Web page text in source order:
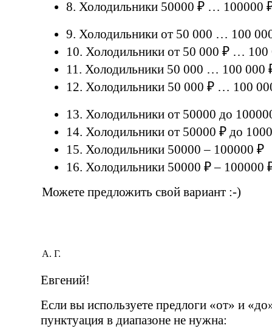
8. Холодильники 50000 ₽ … 100000
9. Холодильники от 50 000 … 100
10. Холодильники от 50 000 ₽ … 100
11. Холодильники 50 000 … 100 000
12. Холодильники 50 000 ₽ … 100
13. Холодильники от 50000 до
14. Холодильники от 50000 ₽ до
15. Холодильники 50000 – 100000 ₽
16. Холодильники 50000 ₽ – 100000
Можете предложить свой вариант :-)
А. Г.
Евгений!
Если вы используете предлоги «от» и
пунктуация в диапазоне не нужна: